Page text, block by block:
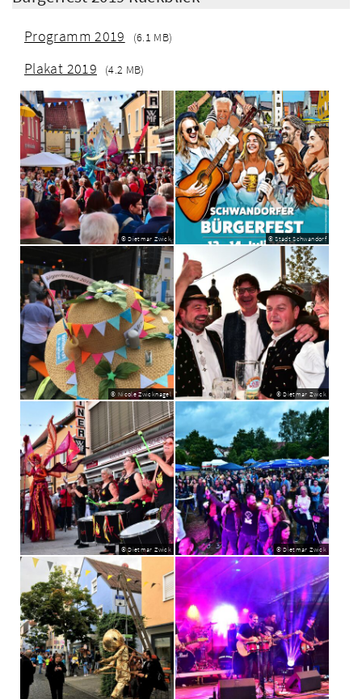
Programm 2019 (6.1 MB)
Plakat 2019 (4.2 MB)
© Dietmar Zwick © Stadt Schwandorf
© Nicole Zwicknagel © Dietmar Zwick
© Dietmar Zwick © Dietmar Zwick